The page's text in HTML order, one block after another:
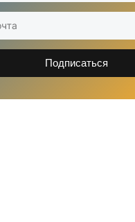
Подписаться